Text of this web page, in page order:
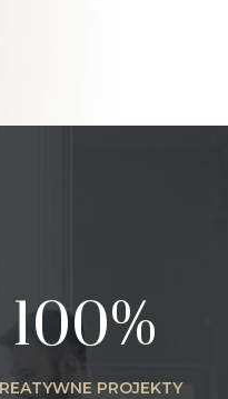
100%
PROJEKTY